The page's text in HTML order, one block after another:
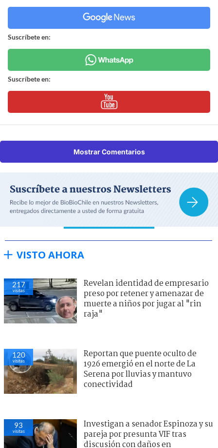
Suscríbete en:
Suscríbete en:
Mostrar Comentarios
VISTO AHORA
217
visitas
Revelan identidad de empresario
preso por retener y amenazar de
muerte a niños por jugar al "rin
raja"
120
visitas
Reportan que puente oculto de
1926 emergió en el norte de La
Serena por lluvias y mantuvo
conectividad
93
visitas
Investigan a senador Espinoza y su
pareja por presunta VIF tras
discusión con daños en